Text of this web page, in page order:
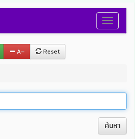
Toggle
A– Reset
ค้นหา